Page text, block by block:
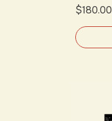
$180.00